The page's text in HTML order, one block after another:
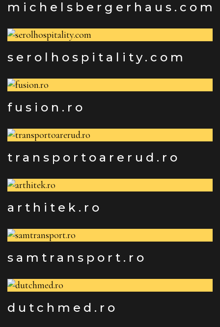
michelsbergerhaus.com
serolhospitality.com
fusion.ro
transportoarerud.ro
arthitek.ro
samtransport.ro
dutchmed.ro